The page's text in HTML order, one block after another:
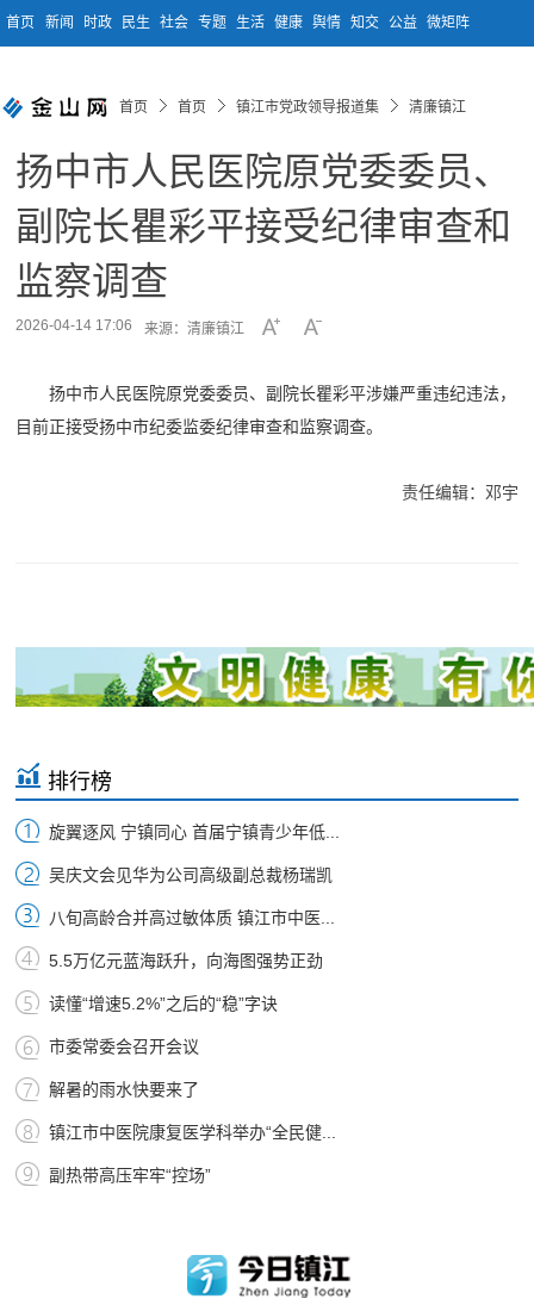
首页 新闻 时政 民生 社会 专题 生活 健康 舆情 知交 公益 微矩阵
首页 首页 镇江市党政领导报道集 清廉镇江
扬中市人民医院原党委委员、
副院长瞿彩平接受纪律审查和
监察调查
2026-04-14 17:06 来源：清廉镇江
扬中市人民医院原党委委员、副院长瞿彩平涉嫌严重违纪违法，
目前正接受扬中市纪委监委纪律审查和监察调查。
责任编辑：邓宇
排行榜
旋翼逐风 宁镇同心 首届宁镇青少年低...
吴庆文会见华为公司高级副总裁杨瑞凯
八旬高龄合并高过敏体质 镇江市中医...
5.5万亿元蓝海跃升，向海图强势正劲
读懂“增速5.2%”之后的“稳”字诀
市委常委会召开会议
解暑的雨水快要来了
镇江市中医院康复医学科举办“全民健...
副热带高压牢牢“控场”